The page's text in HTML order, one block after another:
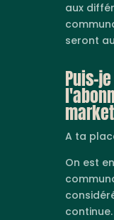
aux
seront
Puis-
A ta
On est